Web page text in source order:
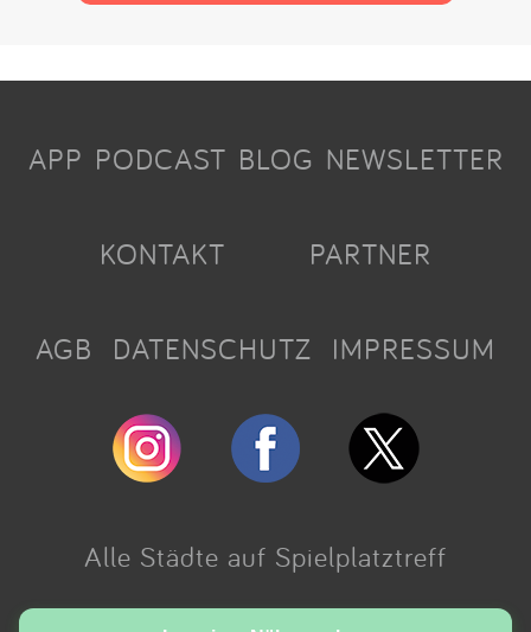
APP PODCAST BLOG NEWSLETTER
KONTAKT PARTNER
AGB DATENSCHUTZ IMPRESSUM
Alle Städte auf Spielplatztreff